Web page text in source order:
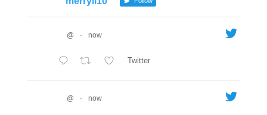
@ · now
Twitter
@ · now